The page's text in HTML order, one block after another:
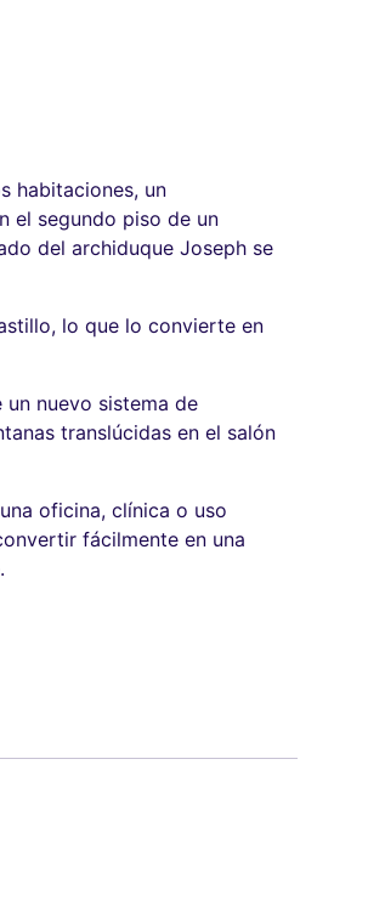
habitaciones, un
el segundo piso de un
del archiduque Joseph se
lo que lo convierte en
nuevo sistema de
translúcidas en el salón
oficina, clínica o uso
fácilmente en una